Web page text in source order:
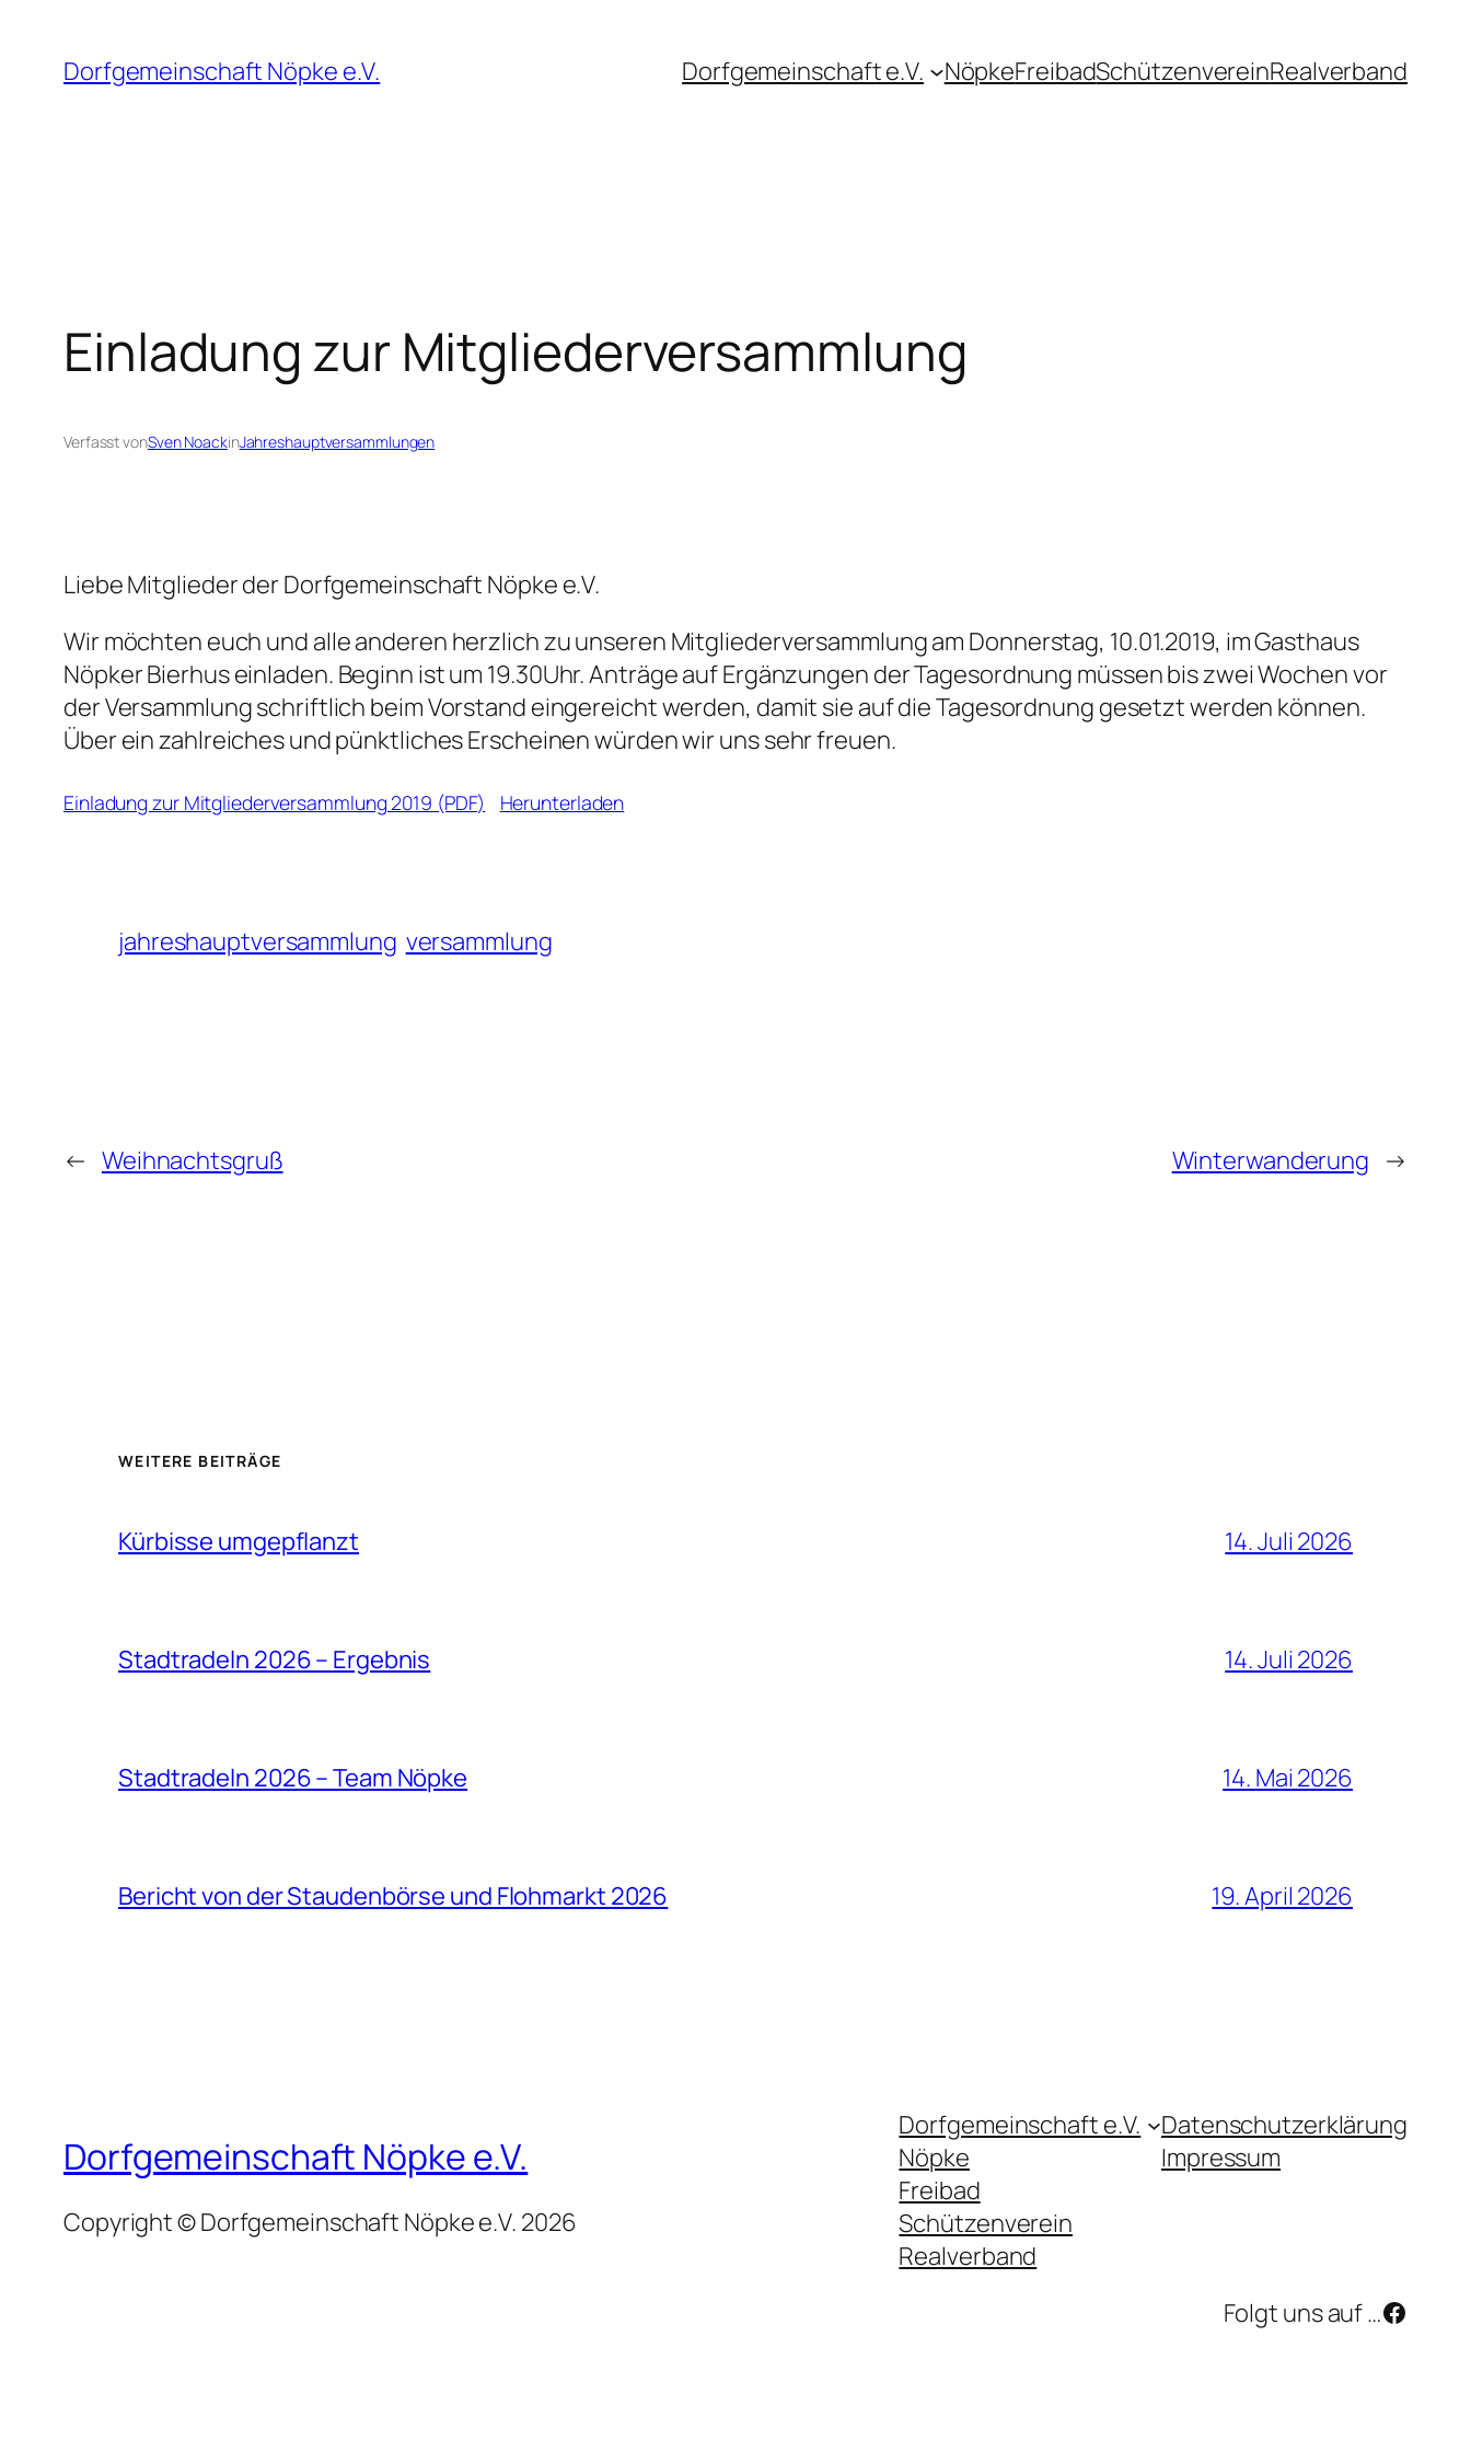
Inhalt
springen
Dorfgemeinschaft Nöpke e.V. Dorfgemeinschaft e.V. NöpkeFreibadSchützenvereinRealverband
Einladung zur Mitgliederversammlung
Verfasst vonSven NoackinJahreshauptversammlungen
Liebe Mitglieder der Dorfgemeinschaft Nöpke e.V.
Wir möchten euch und alle anderen herzlich zu unseren Mitgliederversammlung am Donnerstag, 10.01.2019, im Gasthaus
Nöpker Bierhuseinladen. Beginn ist um 19.30Uhr. Anträge auf Ergänzungen der Tagesordnung müssen bis zwei Wochen vor
der Versammlung schriftlich beim Vorstand eingereicht werden, damit sie auf die Tagesordnung gesetzt werden können.
Über ein zahlreiches und pünktliches Erscheinen würden wir uns sehr freuen.
Einladung zur Mitgliederversammlung 2019 (PDF) Herunterladen
jahreshauptversammlung versammlung
← Weihnachtsgruß Winterwanderung →
WEITERE BEITRÄGE
Kürbisse umgepflanzt 14. Juli 2026
Stadtradeln 2026 – Ergebnis 14. Juli 2026
Stadtradeln 2026 – Team Nöpke 14. Mai 2026
Bericht von der Staudenbörse und Flohmarkt 2026 19. April 2026
Dorfgemeinschaft Nöpke e.V.
Copyright © Dorfgemeinschaft Nöpke e.V. 2026
Dorfgemeinschaft e.V.
Nöpke
Freibad
Schützenverein
Realverband
Datenschutzerklärung
Impressum
Folgt uns auf …